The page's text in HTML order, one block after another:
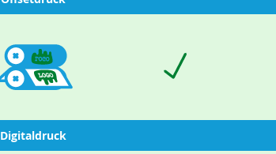
Digitaldruck